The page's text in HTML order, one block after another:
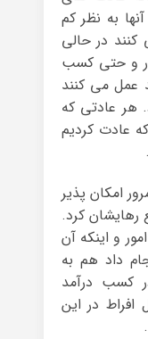
به نظر کم
در حالی
و حتی کسب
عمل می کنند
هر عادتی که
عادت کردیم
امکان پذیر
کرد.
و اینکه آن
داد هم به
کسب درآمد
در این